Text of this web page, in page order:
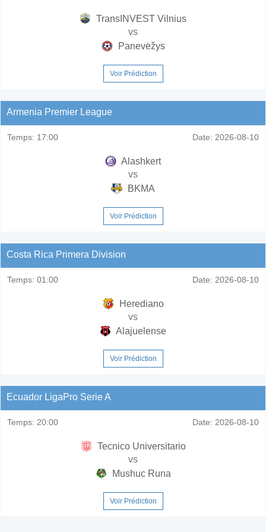
TransINVEST Vilnius
vs
Panevėžys
Voir Prédiction
Armenia Premier League
Temps: 17:00 Date: 2026-08-10
Alashkert
vs
BKMA
Voir Prédiction
Costa Rica Primera Division
Temps: 01:00 Date: 2026-08-10
Herediano
vs
Alajuelense
Voir Prédiction
Ecuador LigaPro Serie A
Temps: 20:00 Date: 2026-08-10
Tecnico Universitario
vs
Mushuc Runa
Voir Prédiction